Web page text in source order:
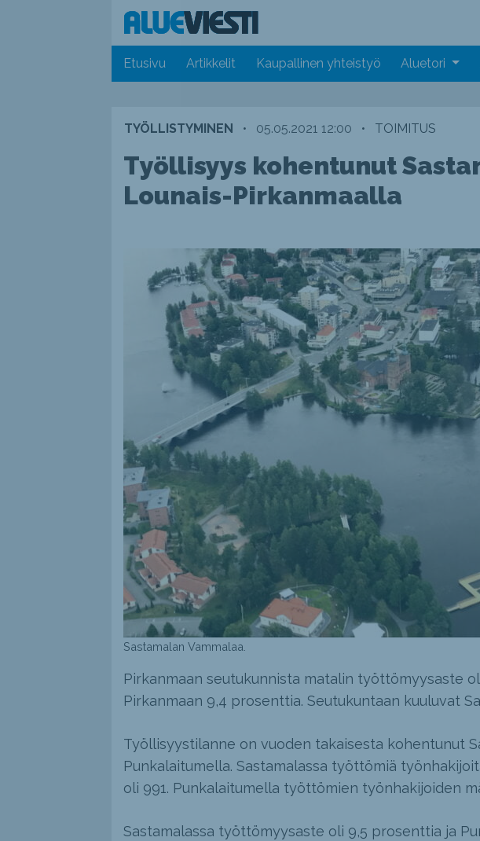
Etusivu Artikkelit Kaupallinen yhteistyö Aluetori
TYÖLLISTYMINEN • 05.05.2021 12:00 • TOIMITUS
Työllisyys kohentunut
Lounais-Pirkanmaalla
Sastamalan Vammalaa.
Pirkanmaan seutukunnista matalin työttömyysaste
Pirkanmaan 9,4 prosenttia. Seutukuntaan kuuluvat
Työllisyystilanne on vuoden takaisesta kohentunut
Punkalaitumella. Sastamalassa työttömiä
oli 991. Punkalaitumella työttömien työnhakijoiden
Sastamalassa työttömyysaste oli 9,5 prosenttia ja